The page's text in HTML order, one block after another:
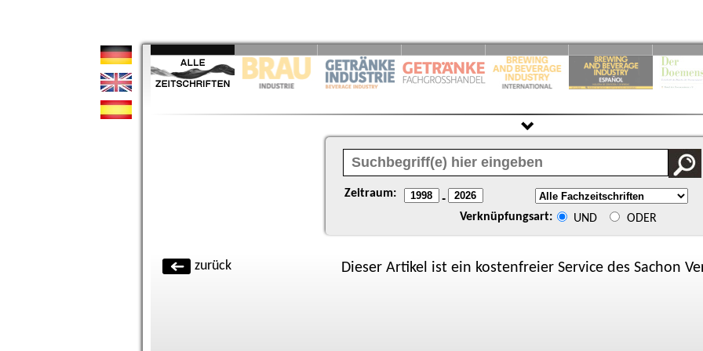
Zeitraum: -
Verknüpfungsart: UND ODER
zurück Dieser Artikel ist ein kostenfreier Service des Sachon